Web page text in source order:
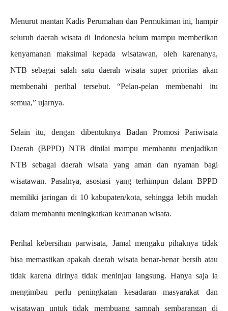
Menurut mantan Kadis Perumahan dan Permukiman ini, hampir
seluruh daerah wisata di Indonesia belum mampu memberikan
kenyamanan maksimal kepada wisatawan, oleh karenanya,
NTB sebagai salah satu daerah wisata super prioritas akan
membenahi perihal tersebut. “Pelan-pelan membenahi itu
semua,” ujarnya.
Selain itu, dengan dibentuknya Badan Promosi Pariwisata
Daerah (BPPD) NTB dinilai mampu membantu menjadikan
NTB sebagai daerah wisata yang aman dan nyaman bagi
wisatawan. Pasalnya, asosiasi yang terhimpun dalam BPPD
memiliki jaringan di 10 kabupaten/kota, sehingga lebih mudah
dalam membantu meningkatkan keamanan wisata.
Perihal kebersihan parwisata, Jamal mengaku pihaknya tidak
bisa memastikan apakah daerah wisata benar-benar bersih atau
tidak karena dirinya tidak meninjau langsung. Hanya saja ia
mengimbau perlu peningkatan kesadaran masyarakat dan
wisatawan untuk tidak membuang sampah sembarangan di